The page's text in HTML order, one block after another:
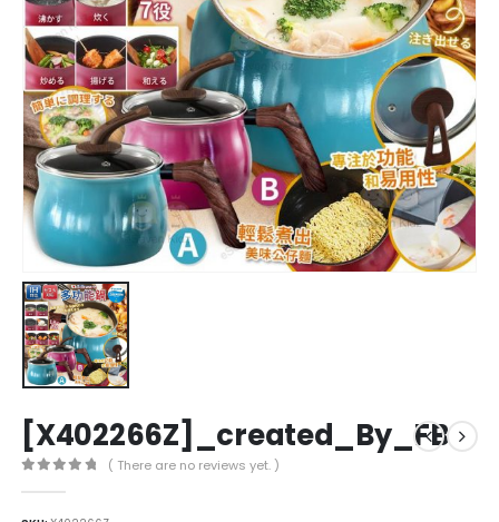
[X402266Z]_created_By_FB
( There are no reviews yet. )